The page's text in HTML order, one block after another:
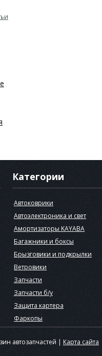
Категории
Автоковрики
Автоэлектроника и свет
Амортизаторы KAYABA
Багажники и боксы
Брызговики и подкрылки
Ветровики
Запчасти
Запчасти б/у
Защита картера
Фаркопы
автозапчастей | Карта сайта